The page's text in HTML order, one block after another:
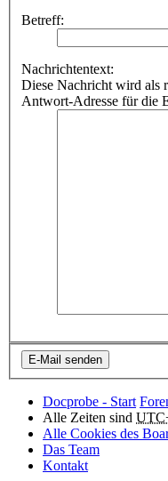
Betreff:
Nachrichtentext:
Diese Nachricht wird als
Antwort-Adresse für die
Docprobe - Start
Alle Zeiten sind
Alle Cookies des
Das Team
Kontakt